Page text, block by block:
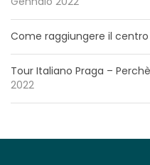
Come raggiungere il centro
Tour Italiano Praga –
2022